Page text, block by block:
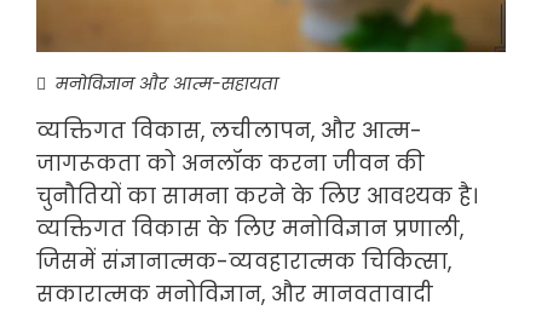
मनोविज्ञान और आत्म-सहायता
व्यक्तिगत विकास, लचीलापन, और आत्म-
जागरूकता को अनलॉक करना जीवन की
चुनौतियों का सामना करने के लिए आवश्यक है।
व्यक्तिगत विकास के लिए मनोविज्ञान प्रणाली,
जिसमें संज्ञानात्मक-व्यवहारात्मक चिकित्सा,
सकारात्मक मनोविज्ञान, और मानवतावादी